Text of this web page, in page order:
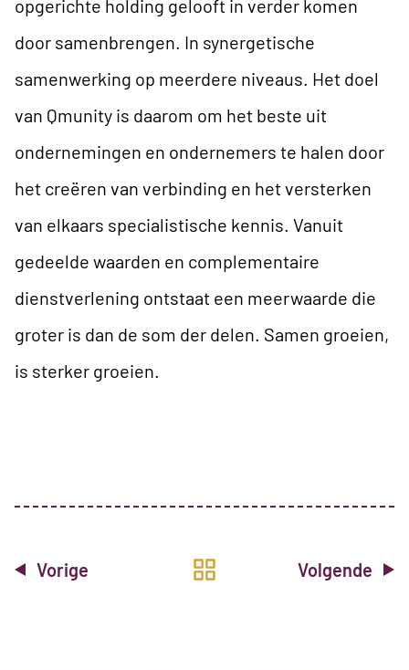
opgerichte holding gelooft in verder komen
door samenbrengen. In synergetische
samenwerking op meerdere niveaus. Het doel
van Qmunity is daarom om het beste uit
ondernemingen en ondernemers te halen door
het creëren van verbinding en het versterken
van elkaars specialistische kennis. Vanuit
gedeelde waarden en complementaire
dienstverlening ontstaat een meerwaarde die
groter is dan de som der delen. Samen groeien,
is sterker groeien.
Vorige Volgende